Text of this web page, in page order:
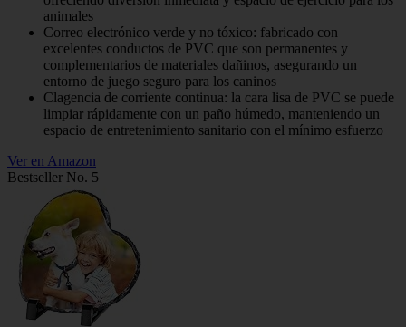
animales
Correo electrónico verde y no tóxico: fabricado con
excelentes conductos de PVC que son permanentes y
complementarios de materiales dañinos, asegurando un
entorno de juego seguro para los caninos
Clagencia de corriente continua: la cara lisa de PVC se puede
limpiar rápidamente con un paño húmedo, manteniendo un
espacio de entretenimiento sanitario con el mínimo esfuerzo
Ver en Amazon
Bestseller No. 5